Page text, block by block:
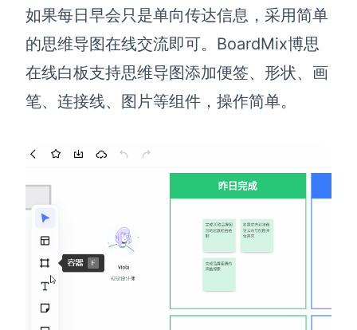
企业版申请试用
满足企业级团队协作和管理需求
帮助支持
帮助中心
知识分享社区
探索创意灵感与高效协作技巧
定价
如果每日早会只是单向传达信息，采用简单
的思维导图在线交流即可。BoardMix博思
在线白板支持思维导图添加便签、形状、画
笔、连接线、图片等组件，操作简单。